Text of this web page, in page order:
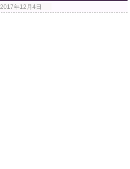
2017年12月4日